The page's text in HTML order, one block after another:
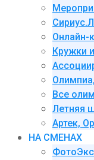
Онлайн-
Кружки
Все
Летняя
Артек,
НА СМЕНАХ